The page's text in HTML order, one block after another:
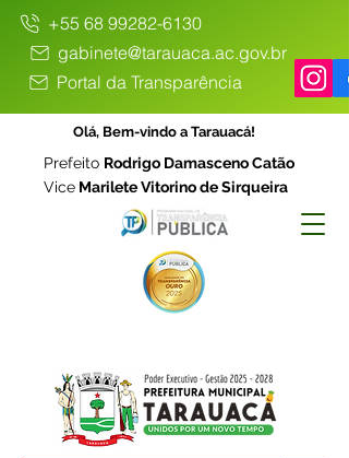
+55 68 99282-6130
gabinete@tarauaca.ac.gov.br
Portal da Transparência
Olá, Bem-vindo a Tarauacá!
Prefeito Rodrigo Damasceno Catão
Vice Marilete Vitorino de Sirqueira